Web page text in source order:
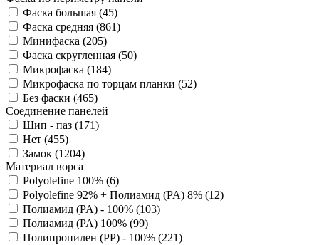
Фаска большая (45)
Фаска средняя (861)
Минифаска (205)
Фаска скругленная (50)
Микрофаска (184)
Микрофаска по торцам планки (52)
Без фаски (465)
Соединение панелей
Шип - паз (171)
Нет (455)
Замок (1204)
Материал ворса
Polyolefine 100% (6)
Polyolefine 92% + Полиамид (PA) 8% (12)
Полиамид (PA) - 100% (103)
Полиамид (PA) 100% (99)
Полипропилен (PP) - 100% (221)